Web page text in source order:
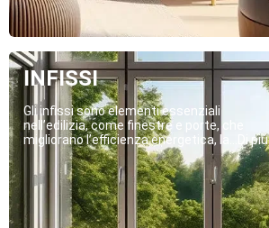
INFISSI
Gli infissi sono elementi essenziali
nell’edilizia, come finestre e porte, che
migliorano l’efficienza energetica, la...Di più